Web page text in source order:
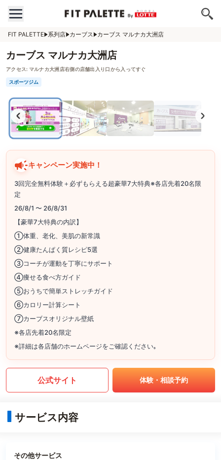
FIT PALETTE 系列店 カーブス カーブス マルナカ大洲店
カーブス マルナカ大洲店
アクセス: マルナカ大洲店右側の店舗出入り口から入ってすぐ
スポーツジム
キャンペーン実施中！
3回完全無料体験＋必ずもらえる超豪華7大特典※各店先着20名限
定
26/8/1 〜 26/8/31
【豪華7大特典の内訳】
①体重、老化、美肌の新常識
②健康たんぱく質レシピ5選
③コーチが運動を丁寧にサポート
④痩せる食べ方ガイド
⑤おうちで簡単ストレッチガイド
⑥カロリー計算シート
⑦カーブスオリジナル壁紙
※各店先着20名限定
※詳細は各店舗のホームページをご確認ください｡
公式サイト 体験・相談予約
サービス内容
その他サービス